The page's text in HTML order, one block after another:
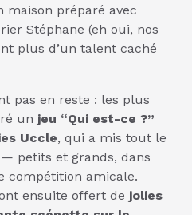
maison préparé avec
Stéphane (eh oui, nos
plus d’un talent caché
pas en reste : les plus
un jeu “Qui est-ce ?”
Uccle, qui a mis tout le
petits et grands, dans
compétition amicale.
ensuite offert de jolies